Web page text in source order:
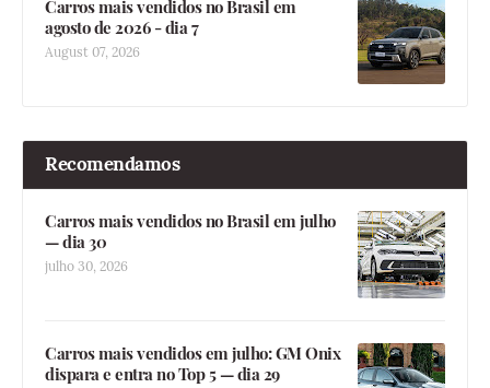
Carros mais vendidos no Brasil em
agosto de 2026 - dia 7
August 07, 2026
Recomendamos
Carros mais vendidos no Brasil em julho
— dia 30
julho 30, 2026
Carros mais vendidos em julho: GM Onix
dispara e entra no Top 5 — dia 29